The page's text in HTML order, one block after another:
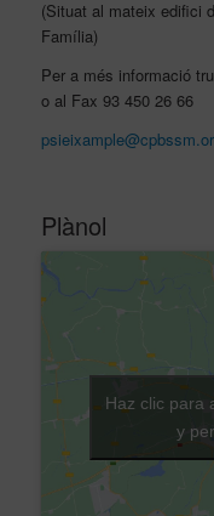
(Situat al mateix edifici
Família)
Per a més informació
o al Fax 93 450 26 66
Plànol
Haz clic para
y